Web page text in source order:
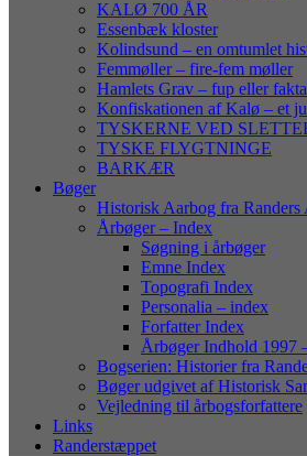
KALØ 700 ÅR
Essenbæk kloster
Kolindsund – en omtumlet
Femmøller – fire-fem møller
Hamlets Grav – fup eller
Konfiskationen af Kalø – et
TYSKERNE VED
TYSKE FLYGTNINGE
BARKÆR
Bøger
Historisk Aarbog fra Randers
Årbøger – Index
Søgning i årbøger
Emne Index
Topografi Index
Personalia – index
Forfatter Index
Årbøger Indhold 1997
Bogserien: Historier fra
Bøger udgivet af Historisk
Vejledning til årbogsforfattere
Links
Randerstæppet